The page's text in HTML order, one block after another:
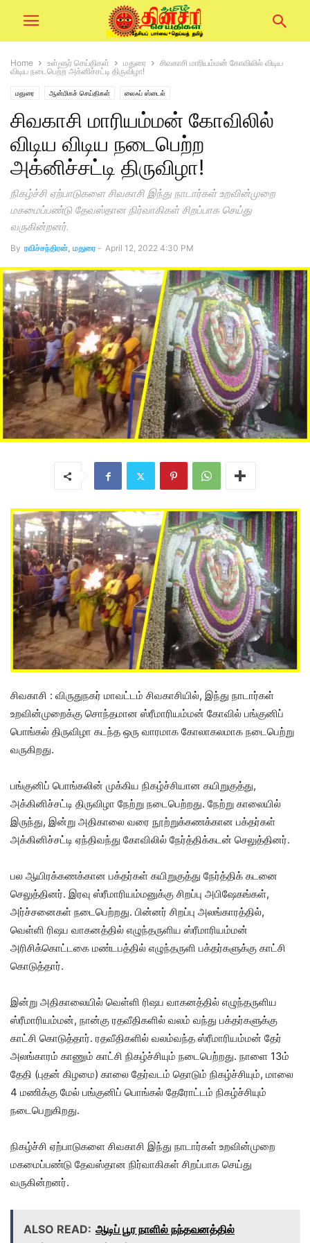
Home உள்ளூர் செய்திகள் மதுரை
சிவகாசி மாரியம்மன் கோவிலில் விடிய
விடிய நடைபெற்ற அக்னிச்சட்டி திருவிழா!
மதுரை ஆன்மிகச் செய்திகள் லைஃப் ஸ்டைல்
சிவகாசி மாரியம்மன் கோவிலில்
விடிய விடிய நடைபெற்ற
அக்னிச்சட்டி திருவிழா!
நிகழ்ச்சி ஏற்பாடுகளை சிவகாசி இந்து நாடார்கள் உறவின்முறை
மகமைப்பண்டு தேவஸ்தான நிர்வாகிகள் சிறப்பாக செய்து
வருகின்றனர்.
By ரவிச்சந்திரன், மதுரை - April 12, 2022 4:30 PM
சிவகாசி : விருதுநகர் மாவட்டம் சிவகாசியில், இந்து நாடார்கள்
உறவின்முறைக்கு சொந்தமான ஸ்ரீமாரியம்மன் கோவில் பங்குனிப்
பொங்கல் திருவிழா கடந்த ஒரு வாரமாக கோலாகலமாக நடைபெற்று
வருகிறது.
பங்குனிப் பொங்கலின் முக்கிய நிகழ்ச்சியான கயிறுகுத்து,
அக்கினிச்சட்டி திருவிழா நேற்று நடைபெற்றது. நேற்று காலையில்
இருந்து, இன்று அதிகாலை வரை நூற்றுக்கணக்கான பக்தர்கள்
அக்கினிச்சட்டி ஏந்திவந்து கோவிலில் நேர்த்திக்கடன் செலுத்தினர்.
பல ஆயிரக்கணக்கான பக்தர்கள் கயிறுகுத்து நேர்த்திக் கடனை
செலுத்தினர். இரவு ஸ்ரீமாரியம்மனுக்கு சிறப்பு அபிஷேகங்கள்,
அர்ச்சனைகள் நடைபெற்றது. பின்னர் சிறப்பு அலங்காரத்தில்,
வெள்ளி ரிஷப வாகனத்தில் எழுந்தருளிய ஸ்ரீமாரியம்மன்
அரிசிக்கொட்டகை மண்டபத்தில் எழுந்தருளி பக்தர்களுக்கு காட்சி
கொடுத்தார்.
இன்று அதிகாலையில் வெள்ளி ரிஷப வாகனத்தில் எழுந்தருளிய
ஸ்ரீமாரியம்மன், நான்கு ரதவீதிகளில் வலம் வந்து பக்தர்களுக்கு
காட்சி கொடுத்தார். ரதவீதிகளில் வலம்வந்த ஸ்ரீமாரியம்மன் தேர்
அலங்காரம் காணும் காட்சி நிகழ்ச்சியும் நடைபெற்றது. நாளை 13ம்
தேதி (புதன் கிழமை) காலை தேர்வடம் தொடும் நிகழ்ச்சியும், மாலை
4 மணிக்கு மேல் பங்குனிப் பொங்கல் தேரோட்டம் நிகழ்ச்சியும்
நடைபெறுகிறது.
நிகழ்ச்சி ஏற்பாடுகளை சிவகாசி இந்து நாடார்கள் உறவின்முறை
மகமைப்பண்டு தேவஸ்தான நிர்வாகிகள் சிறப்பாக செய்து
வருகின்றனர்.
ALSO READ: ஆடிப் பூர நாளில் நந்தவனத்தில்